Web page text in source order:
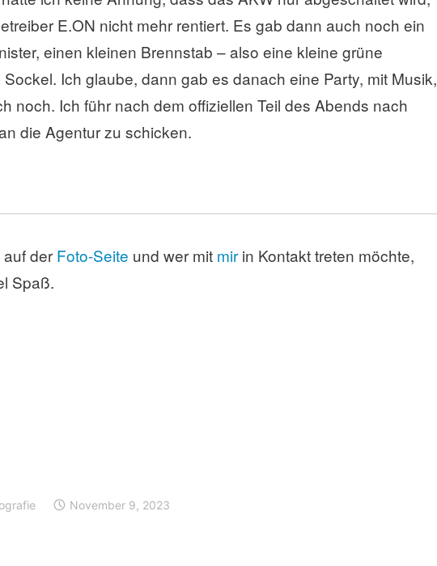
E.ON nicht mehr rentiert. Es gab dann auch noch ein
einen kleinen Brennstab – also eine kleine grüne
Ich glaube, dann gab es danach eine Party, mit Musik,
noch. Ich führ nach dem offiziellen Teil des Abends nach
die Agentur zu schicken.
der Foto-Seite und wer mit mirin Kontakt treten möchte,
Spaß.
November 9, 2023